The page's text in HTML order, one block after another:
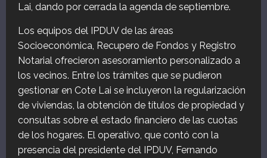
Lai, dando por cerrada la agenda de septiembre.
Los equipos del IPDUV de las áreas
Socioeconómica, Recupero de Fondos y Registro
Notarial ofrecieron asesoramiento personalizado a
los vecinos. Entre los trámites que se pudieron
gestionar en Cote Lai se incluyeron la regularización
de viviendas, la obtención de títulos de propiedad y
consultas sobre el estado financiero de las cuotas
de los hogares. El operativo, que contó con la
presencia del presidente del IPDUV, Fernando